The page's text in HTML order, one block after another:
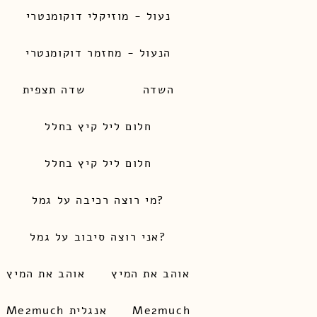
נעול - מוזיקלי דוקומנטרי
הנעול - מחזמר דוקומנטרי
שדה תצפית השדה
חלום ליל קיץ בחלל
חלום ליל קיץ בחלל
מי רוצה רכיבה על גמל?
אני רוצה סיבוב על גמל?
אוהב את המיץ אוהב את המיץ
Me2much אנגלית Me2much